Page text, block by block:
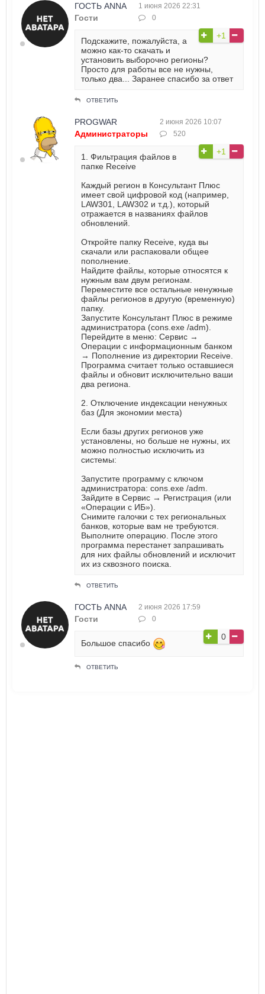
ГОСТЬ ANNA
Гости
1 июня 2026 22:31
0
+1
Подскажите, пожалуйста, а
можно как-то скачать и
установить выборочно регионы?
Просто для работы все не нужны,
только два... Заранее спасибо за ответ
ОТВЕТИТЬ
PROGWAR
Администраторы
2 июня 2026 10:07
520
+1
1. Фильтрация файлов в
папке Receive
Каждый регион в Консультант Плюс
имеет свой цифровой код (например,
LAW301, LAW302 и т.д.), который
отражается в названиях файлов
обновлений.
Откройте папку Receive, куда вы
скачали или распаковали общее
пополнение.
Найдите файлы, которые относятся к
нужным вам двум регионам.
Переместите все остальные ненужные
файлы регионов в другую (временную)
папку.
Запустите Консультант Плюс в режиме
администратора (cons.exe /adm).
Перейдите в меню: Сервис →
Операции с информационным банком
→ Пополнение из директории Receive.
Программа считает только оставшиеся
файлы и обновит исключительно ваши
два региона.
2. Отключение индексации ненужных
баз (Для экономии места)
Если базы других регионов уже
установлены, но больше не нужны, их
можно полностью исключить из
системы:
Запустите программу с ключом
администратора: cons.exe /adm.
Зайдите в Сервис → Регистрация (или
«Операции с ИБ»).
Снимите галочки с тех региональных
банков, которые вам не требуются.
Выполните операцию. После этого
программа перестанет запрашивать
для них файлы обновлений и исключит
их из сквозного поиска.
ОТВЕТИТЬ
ГОСТЬ ANNA
Гости
2 июня 2026 17:59
0
0
Большое спасибо
ОТВЕТИТЬ